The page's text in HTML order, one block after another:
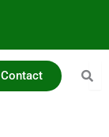
Contact